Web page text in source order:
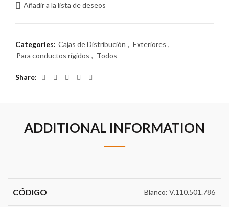
Añadir a la lista de deseos
Categories: Cajas de Distribución , Exteriores ,
Para conductos rígidos , Todos
Share
ADDITIONAL INFORMATION
CÓDIGO Blanco: V.110.501.786